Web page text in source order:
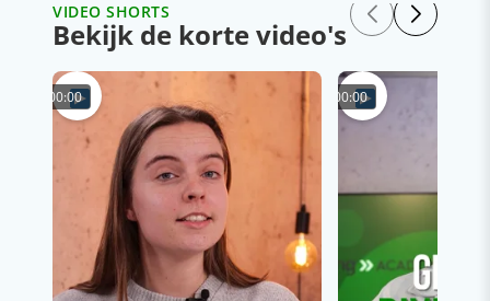
VIDEO SHORTS
Bekijk de korte video's
00:00 00:00